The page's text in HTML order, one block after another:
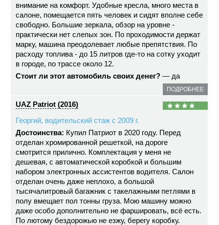
внимание на комфорт. Удобные кресла, много места в
салоне, помещается пять человек и сидят вполне себе
свободно. Большие зеркала, обзор на уровне -
практически нет слепых зон. По проходимости держат
марку, машина преодолевает любые препятствия. По
расходу топлива - до 15 литров где-то на сотку уходит
в городе, по трассе около 12.
Стоит ли этот автомобиль своих денег? — да
ПОДРОБНЕЕ
UAZ Patriot (2016)
Георгий, водительский стаж с 2009 г.
Достоинства: Купил Патриот в 2020 году. Перед
отделан хромированной решеткой, на дороге
смотрится прилично. Комплектация у меня не
дешевая, с автоматической коробкой и большим
набором электронных ассистентов водителя. Салон
отделан очень даже неплохо, а большой
тысячалитровый багажник с такелажными петлями в
полу вмещает пол тонны груза. Мою машину можно
даже особо дополнительно не фаршировать, всё есть.
По лютому бездорожью не езжу, берегу коробку.